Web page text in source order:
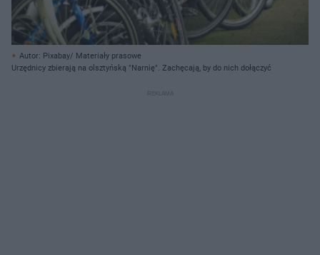
Autor: Pixabay/ Materiały prasowe
Urzędnicy zbierają na olsztyńską "Narnię". Zachęcają, by do nich dołączyć